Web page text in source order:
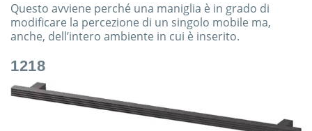
Questo avviene perché una maniglia è in grado di
modificare la percezione di un singolo mobile ma,
anche, dell’intero ambiente in cui è inserito.
1218